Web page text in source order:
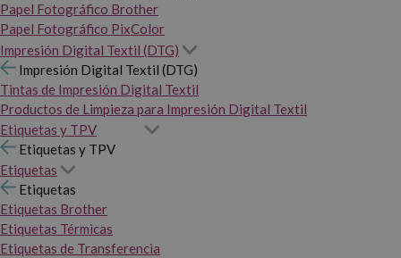
Papel Fotográfico Brother
Papel Fotográfico PixColor
Impresión Digital Textil (DTG)
Impresión Digital Textil (DTG)
Tintas de Impresión Digital Textil
Productos de Limpieza para Impresión Digital Textil
Etiquetas y TPV
Etiquetas y TPV
Etiquetas
Etiquetas
Etiquetas Brother
Etiquetas Térmicas
Etiquetas de Transferencia